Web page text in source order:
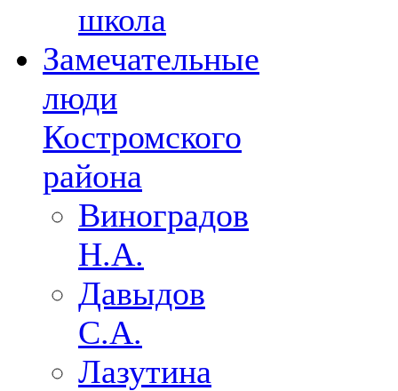
школа
Замечательные
люди
Костромского
района
Виноградов
Н.А.
Давыдов
С.А.
Лазутина